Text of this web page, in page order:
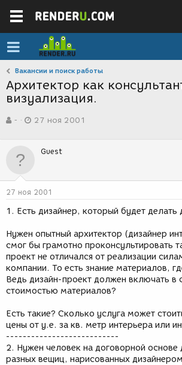
Вакансии и поиск работы
Архитектор как
визуализация.
в
р
м
-
а
д
н
я
27 ноя 2001
Guest
27 ноя 2001
1. Есть дизайнер, который будет делать
Нужен опытный архитектор (дизайнер
смог бы грамотно проконсультировать
проект не отличался от реализации
компании. То есть знание материалов,
Ведь дизайн-проект должен включать в
стоимостью материалов?
Есть такие? Сколько услуга может
цены от у.е. за кв. метр интерьера или
---------------------------
2. Нужен человек на договорной основе
разных вещиц, нарисованных